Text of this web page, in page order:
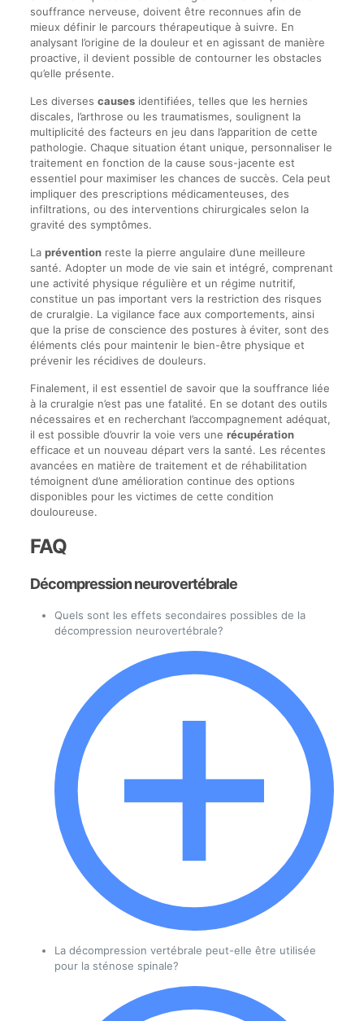
souffrance nerveuse, doivent être reconnues afin de
mieux définir le parcours thérapeutique à suivre. En
analysant l’origine de la douleur et en agissant de manière
proactive, il devient possible de contourner les obstacles
qu’elle présente.
Les diverses causesidentifiées, telles que les hernies
discales, l’arthrose ou les traumatismes, soulignent la
multiplicité des facteurs en jeu dans l’apparition de cette
pathologie. Chaque situation étant unique, personnaliser le
traitement en fonction de la cause sous-jacente est
essentiel pour maximiser les chances de succès. Cela peut
impliquer des prescriptions médicamenteuses, des
infiltrations, ou des interventions chirurgicales selon la
gravité des symptômes.
La préventionreste la pierre angulaire d’une meilleure
santé. Adopter un mode de vie sain et intégré, comprenant
une activité physique régulière et un régime nutritif,
constitue un pas important vers la restriction des risques
de cruralgie. La vigilance face aux comportements, ainsi
que la prise de conscience des postures à éviter, sont des
éléments clés pour maintenir le bien-être physique et
prévenir les récidives de douleurs.
Finalement, il est essentiel de savoir que la souffrance liée
à la cruralgie n’est pas une fatalité. En se dotant des outils
nécessaires et en recherchant l’accompagnement adéquat,
il est possible d’ouvrir la voie vers une récupération
efficace et un nouveau départ vers la santé. Les récentes
avancées en matière de traitement et de réhabilitation
témoignent d’une amélioration continue des options
disponibles pour les victimes de cette condition
douloureuse.
FAQ
Décompression neurovertébrale
Quels sont les effets secondaires possibles de la
décompression neurovertébrale?
La décompression vertébrale peut-elle être utilisée
pour la sténose spinale?